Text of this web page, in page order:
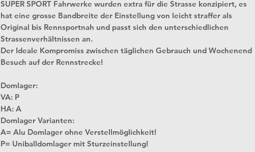
SUPER SPORT Fahrwerke wurden extra für die Strasse konzipiert, es
hat eine grosse Bandbreite der Einstellung von leicht straffer als
Original bis Rennsportnah und passt sich den unterschiedlichen
Strassenverhältnissen an.
Der Ideale Kompromiss zwischen täglichen Gebrauch und Wochenend
Besuch auf der Rennstrecke!
Domlager:
VA: P
HA: A
Domlager Varianten:
A= Alu Domlager ohne Verstellmöglichkeit!
P= Uniballdomlager mit Sturzeinstellung!